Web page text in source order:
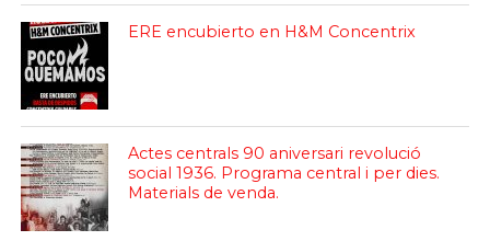
ERE encubierto en H&M Concentrix
Actes centrals 90 aniversari revolució
social 1936. Programa central i per dies.
Materials de venda.